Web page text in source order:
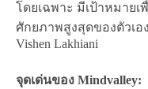
โดยเฉพาะ มีเป้าหมาย
ศักยภาพสูงสุดของตัวเอ
Vishen Lakhiani
จุดเด่นของ Mindvalley: